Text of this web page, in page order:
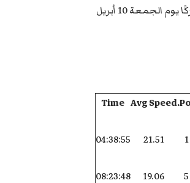
المركز الخامس في السباق الدولي لمسافة 160 كم مع حصانه ”كاراوين قرطاج“ من بين 26 مشاركًا يوم الجمعة 10 أبريل
Avg Speed
Time
1
21.51
04:38:55
5
19.06
08:23:48